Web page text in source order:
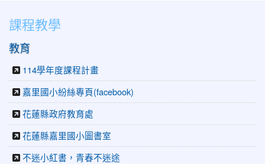
課程教學
教育
114學年度課程計畫
嘉里國小紛絲專頁(facebook)
花蓮縣政府教育處
花蓮縣嘉里國小圖書室
不迷小紅書，青春不迷途